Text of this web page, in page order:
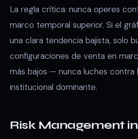
La regla crítica: nunca operes
marco temporal superior. Si el
una clara tendencia bajista, solo
configuraciones de venta en
más bajos — nunca luches contra
institucional dominante.
Risk Management